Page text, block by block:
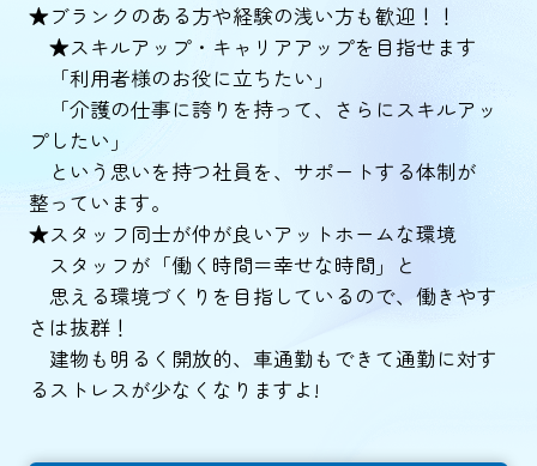
★ブランクのある方や経験の浅い方も歓迎！！
★スキルアップ・キャリアアップを目指せます
「利用者様のお役に立ちたい」
「介護の仕事に誇りを持って、さらにスキルアッ
プしたい」
という思いを持つ社員を、サポートする体制が
整っています。
★スタッフ同士が仲が良いアットホームな環境
スタッフが「働く時間＝幸せな時間」と
思える環境づくりを目指しているので、働きやす
さは抜群！
建物も明るく開放的、車通勤もできて通勤に対す
るストレスが少なくなりますよ!